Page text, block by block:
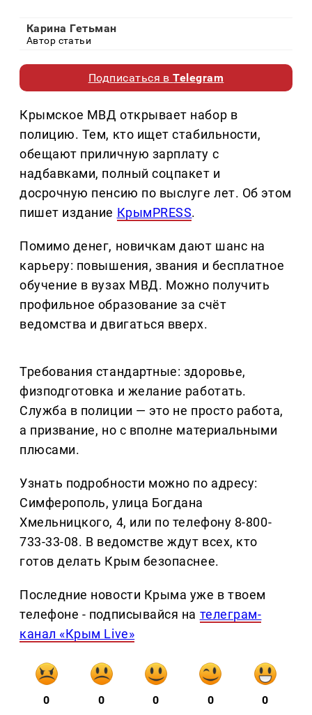
Карина Гетьман
Автор статьи
Подписаться вTelegram
Крымское МВД открывает набор в
полицию. Тем, кто ищет стабильности,
обещают приличную зарплату с
надбавками, полный соцпакет и
досрочную пенсию по выслуге лет. Об этом
пишет издание КрымPRESS.
Помимо денег, новичкам дают шанс на
карьеру: повышения, звания и бесплатное
обучение в вузах МВД. Можно получить
профильное образование за счёт
ведомства и двигаться вверх.
Требования стандартные: здоровье,
физподготовка и желание работать.
Служба в полиции — это не просто работа,
а призвание, но с вполне материальными
плюсами.
Узнать подробности можно по адресу:
Симферополь, улица Богдана
Хмельницкого, 4, или по телефону 8-800-
733-33-08. В ведомстве ждут всех, кто
готов делать Крым безопаснее.
Последние новости Крыма уже в твоем
телефоне - подписывайся на телеграм-
канал «Крым Live»
0 0 0 0 0